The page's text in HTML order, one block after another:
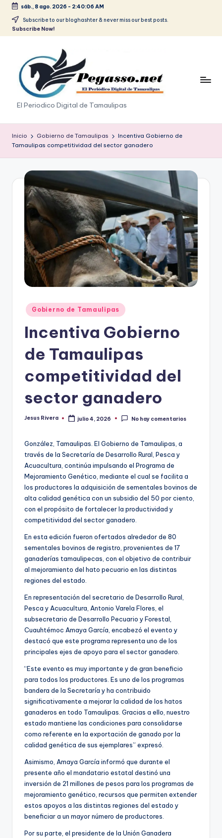
Saltar
sáb., 8 ago. 2026 - 2:40:06 AM
Subscribe to our bloghashter & never miss our best posts.
Subscribe Now!
p
e
g
a
o
El Periodico Digital de Tamaulipas
Inicio Gobierno de Tamaulipas
Incentiva Gobierno de
Tamaulipas competitividad del sector ganadero
Publicado
en
Gobierno de Tamaulipas
Incentiva Gobierno
de Tamaulipas
competitividad del
sector ganadero
Publicado
Jesus Rivera julio 4, 2026 No hay comentarios
González, Tamaulipas. El Gobierno de Tamaulipas, a
través de la Secretaría de Desarrollo Rural, Pesca y
Acuacultura, continúa impulsando el Programa de
Mejoramiento Genético, mediante el cual se facilita a
los productores la adquisición de sementales bovinos de
alta calidad genética con un subsidio del 50 por ciento,
con el propósito de fortalecer la productividad y
competitividad del sector ganadero.
En esta edición fueron ofertados alrededor de 80
sementales bovinos de registro, provenientes de 17
ganaderías tamaulipecas, con el objetivo de contribuir
al mejoramiento del hato pecuario en las distintas
regiones del estado.
En representación del secretario de Desarrollo Rural,
Pesca y Acuacultura, Antonio Varela Flores, el
subsecretario de Desarrollo Pecuario y Forestal,
Cuauhtémoc Amaya García, encabezó el evento y
destacó que este programa representa uno de los
principales ejes de apoyo para el sector ganadero.
“Este evento es muy importante y de gran beneficio
para todos los productores. Es uno de los programas
bandera de la Secretaría y ha contribuido
significativamente a mejorar la calidad de los hatos
ganaderos en todo Tamaulipas. Gracias a ello, nuestro
estado mantiene las condiciones para consolidarse
como referente en la exportación de ganado por la
calidad genética de sus ejemplares” expresó.
Asimismo, Amaya García informó que durante el
presente año el mandatario estatal destinó una
inversión de 21 millones de pesos para los programas de
mejoramiento genético, recursos que permiten extender
estos apoyos a las distintas regiones del estado y
beneficiar a un mayor número de productores.
Por su parte, el presidente de la Unión Ganadera